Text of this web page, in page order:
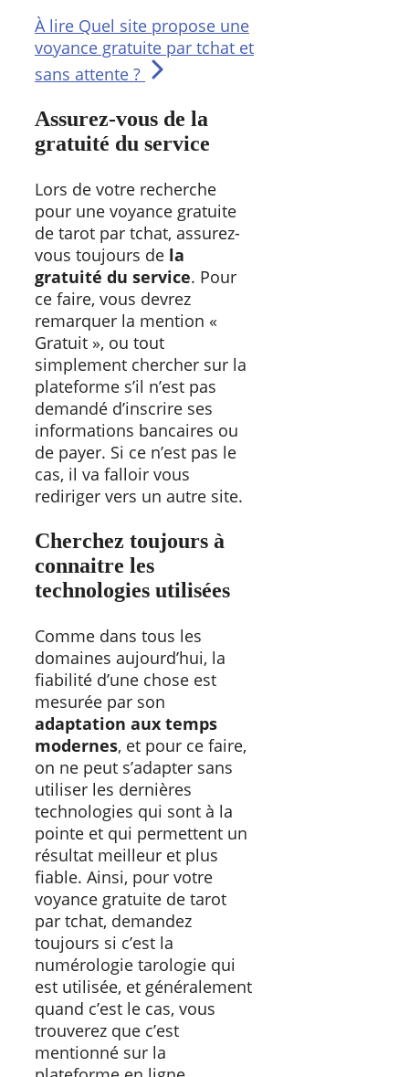
À lire Quel site propose une
voyance gratuite par tchat et
sans attente ?
Assurez-vous de la
gratuité du service
Lors de votre recherche
pour une voyance gratuite
de tarot par tchat, assurez-
vous toujours de la
gratuité du service. Pour
ce faire, vous devrez
remarquer la mention «
Gratuit », ou tout
simplement chercher sur la
plateforme s’il n’est pas
demandé d’inscrire ses
informations bancaires ou
de payer. Si ce n’est pas le
cas, il va falloir vous
rediriger vers un autre site.
Cherchez toujours à
connaitre les
technologies utilisées
Comme dans tous les
domaines aujourd’hui, la
fiabilité d’une chose est
mesurée par son
adaptation aux temps
modernes, et pour ce faire,
on ne peut s’adapter sans
utiliser les dernières
technologies qui sont à la
pointe et qui permettent un
résultat meilleur et plus
fiable. Ainsi, pour votre
voyance gratuite de tarot
par tchat, demandez
toujours si c’est la
numérologie tarologie qui
est utilisée, et généralement
quand c’est le cas, vous
trouverez que c’est
mentionné sur la